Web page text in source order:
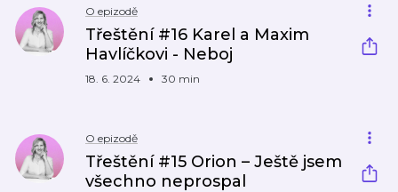
O epizodě
Třeštění #16 Karel a Maxim
Havlíčkovi - Neboj
18. 6. 2024 30 min
O epizodě
Třeštění #15 Orion – Ještě jsem
všechno neprospal